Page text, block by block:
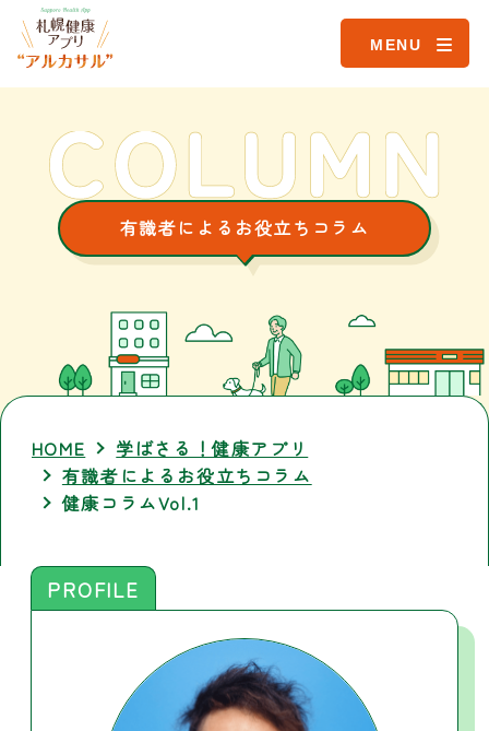
MENU
有識者によるお役立ちコラム
HOME
学ばさる！健康アプリ
有識者によるお役立ちコラム
健康コラムVol.1
PROFILE